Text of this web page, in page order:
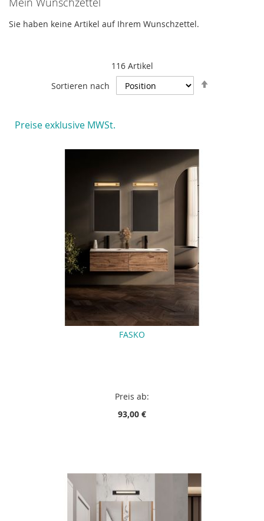
116Artikel
Sortieren nach
Preise exklusive MWSt.
FASKO
Preis ab:
93,00 €
Sie haben keine Artikel auf Ihrem Wunschzettel.